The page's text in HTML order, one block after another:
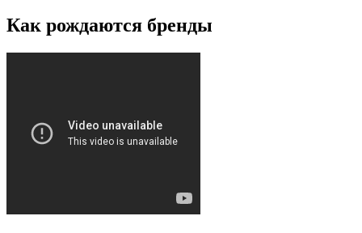
Как рождаются бренды